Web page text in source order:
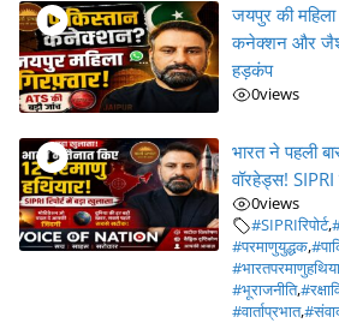
जयपुर की महिला
कनेक्शन और
हड़कंप
0views
भारत ने पहली
वॉरहेड्स! SIPRI
0views
#SIPRIरिपोर्ट,
#परमाणुयुद्धक,
#भूराजनीति,
#वार्ताप्रभात,